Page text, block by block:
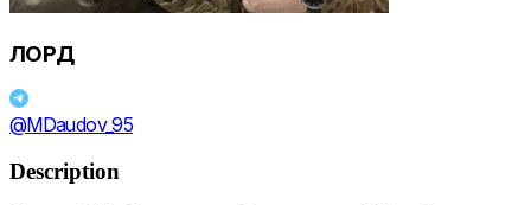
ЛОРД
@MDaudov_95
Description